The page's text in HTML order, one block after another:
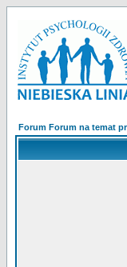
Forum Forum na temat